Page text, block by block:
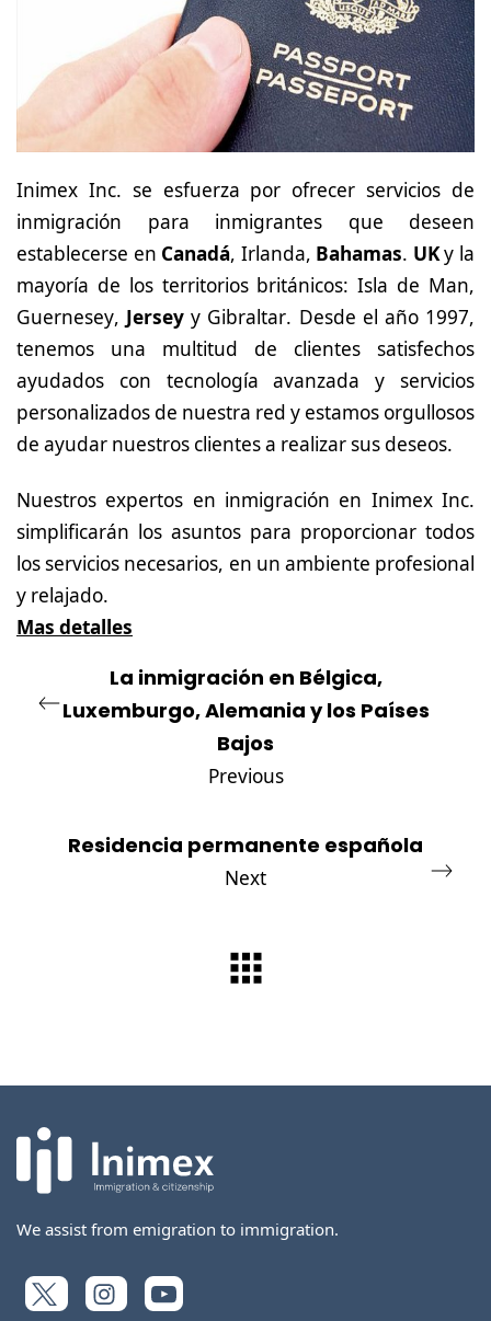
Inimex Inc. se esfuerza por ofrecer servicios de
inmigración para inmigrantes que deseen
establecerse en Canadá, Irlanda, Bahamas. UKy la
mayoría de los territorios británicos:Isla de Man,
Guernesey, Jersey y Gibraltar. Desde el año 1997,
tenemos una multitud de clientes satisfechos
ayudados con tecnología avanzada y servicios
personalizados de nuestra red y estamos orgullosos
de ayudar nuestros clientes a realizar sus deseos.
Nuestros expertos en inmigración en Inimex Inc.
simplificarán los asuntos para proporcionar todos
los servicios necesarios, en un ambiente profesional
y relajado.
Mas detalles
La inmigración en Bélgica,
Luxemburgo, Alemania y los Países
Bajos
Previous
Residencia permanente española
Next
We assist from emigration to immigration.